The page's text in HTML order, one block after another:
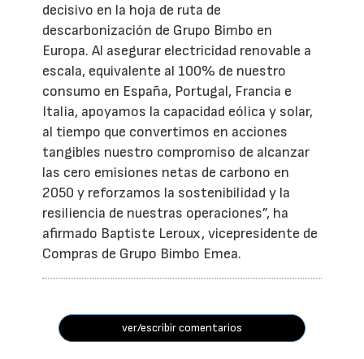
decisivo en la hoja de ruta de
descarbonización de Grupo Bimbo en
Europa. Al asegurar electricidad renovable a
escala, equivalente al 100% de nuestro
consumo en España, Portugal, Francia e
Italia, apoyamos la capacidad eólica y solar,
al tiempo que convertimos en acciones
tangibles nuestro compromiso de alcanzar
las cero emisiones netas de carbono en
2050 y reforzamos la sostenibilidad y la
resiliencia de nuestras operaciones”, ha
afirmado Baptiste Leroux, vicepresidente de
Compras de Grupo Bimbo Emea.
ver/escribir comentarios